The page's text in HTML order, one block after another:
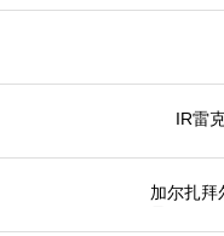
IR雷
加尔扎拜